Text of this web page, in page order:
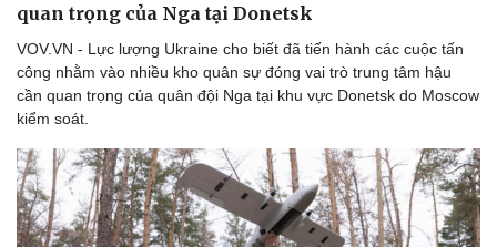
quan trọng của Nga tại Donetsk
VOV.VN - Lực lượng Ukraine cho biết đã tiến hành các cuộc tấn
công nhằm vào nhiều kho quân sự đóng vai trò trung tâm hậu
cần quan trọng của quân đội Nga tại khu vực Donetsk do Moscow
kiểm soát.